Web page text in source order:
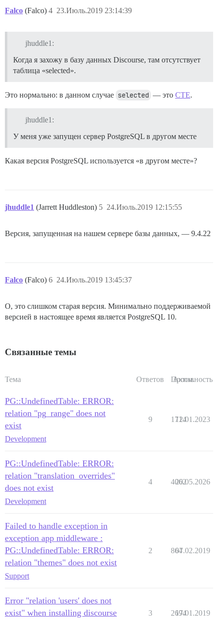
Falco (Falco) 23.Июль.2019 23:14:39
4
jhuddle1:
Когда я захожу в базу данных Discourse, там отсутствует
таблица «selected».
Это нормально: в данном случае selected — это CTE.
jhuddle1:
У меня уже запущен сервер PostgreSQL в другом месте
Какая версия PostgreSQL используется «в другом месте»?
jhuddle1 (Jarrett Huddleston) 24.Июль.2019 12:15:55
5
Версия, запущенная на нашем сервере базы данных, — 9.4.22
Falco (Falco) 24.Июль.2019 13:45:37
6
О, это слишком старая версия. Минимально поддерживаемой
версией в настоящее время является PostgreSQL 10.
Связанные темы
Тема Ответов Просм.
Активность
PG::UndefinedTable: ERROR:
relation "pg_range" does not
exist
Development
9 1714
12.01.2023
PG::UndefinedTable: ERROR:
relation "translation_overrides"
does not exist
Development
4 4062
20.05.2026
Failed to handle exception in
exception app middleware :
PG::UndefinedTable: ERROR:
relation "themes" does not exist
Support
2 864
07.02.2019
Error "relation 'users' does not
exist" when installing discourse
3 2694
17.01.2019